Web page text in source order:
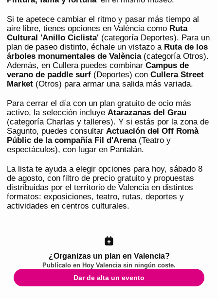
Si te apetece cambiar el ritmo y pasar más tiempo al
aire libre, tienes opciones en València como Ruta
Cultural 'Anillo Ciclista' (categoría Deportes). Para un
plan de paseo distinto, échale un vistazo a Ruta de los
árboles monumentales de València(categoría Otros).
Además, en Cullera puedes combinar Campus de
verano de paddle surf (Deportes) con Cullera Street
Market (Otros) para armar una salida más variada.
Para cerrar el día con un plan gratuito de ocio más
activo, la selección incluye Atarazanas del Grau
(categoría Charlas y talleres). Y si estás por la zona de
Sagunto, puedes consultar Actuación del Off Romà
Públic de la compañía Fil d'Arena(Teatro y
espectáculos), con lugar en Pantalán.
La lista te ayuda a elegir opciones para hoy, sábado 8
de agosto, con filtro de precio gratuito y propuestas
distribuidas por el territorio de Valencia en distintos
formatos: exposiciones, teatro, rutas, deportes y
actividades en centros culturales.
¿Organizas un plan en Valencia?
Publícalo en Hoy Valenciasin ningún coste.
Dar de alta un evento